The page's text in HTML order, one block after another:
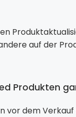
auf der
Produkten
vor dem